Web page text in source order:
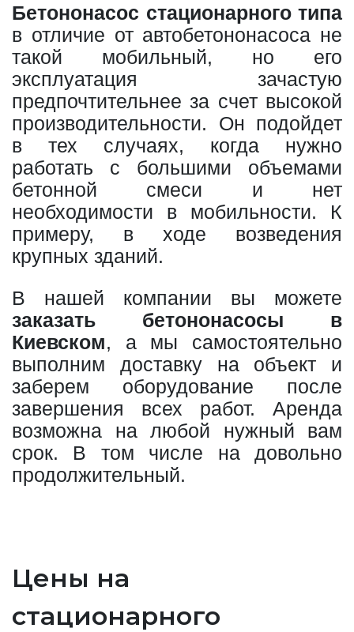
Бетононасос стационарного типа
в отличие от автобетононасоса не
такой мобильный, но его
эксплуатация зачастую
предпочтительнее за счет высокой
производительности. Он подойдет
в тех случаях, когда нужно
работать с большими объемами
бетонной смеси и нет
необходимости в мобильности. К
примеру, в ходе возведения
крупных зданий.
В нашей компании вы можете
заказать бетононасосы в
Киевском, а мы самостоятельно
выполним доставку на объект и
заберем оборудование после
завершения всех работ. Аренда
возможна на любой нужный вам
срок. В том числе на довольно
продолжительный.
Цены на
стационарного